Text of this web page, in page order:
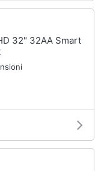
32" 32AA Smart